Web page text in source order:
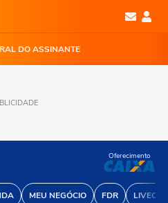
DO ASSINANTE
MEU NEGÓCIO FDR
Oferecimento